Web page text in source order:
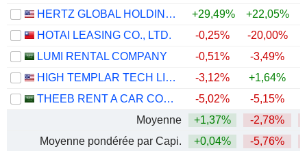
HERTZ GLOBAL HOLDINGS, INC.
+29,49% +22,05%
HOTAI LEASING CO., LTD.
-0,25%
-20,00%
LUMI RENTAL COMPANY
-0,51% -3,49%
HIGH TEMPLAR TECH LIMITED
-3,12% +1,64%
THEEB RENT A CAR COMPANY
-5,02% -5,15%
Moyenne
+1,37% -2,78%
Moyenne pondérée par Capi.
+0,04% -5,76%